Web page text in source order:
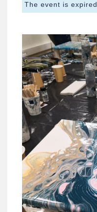
The event is expired